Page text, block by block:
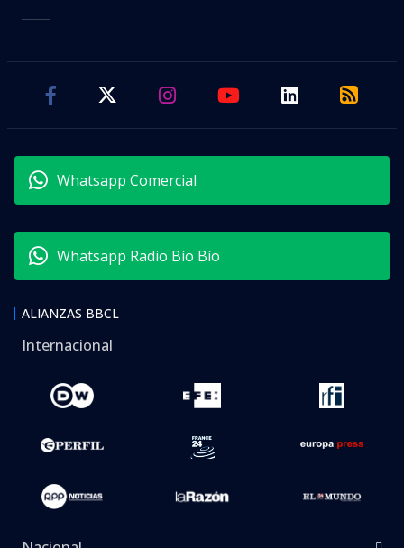
Whatsapp Comercial
Whatsapp Radio Bío Bío
ALIANZAS BBCL
Internacional